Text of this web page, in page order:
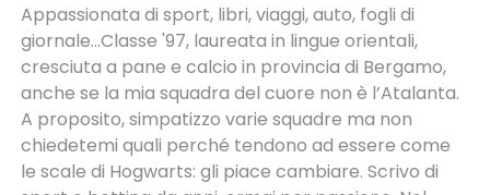
Appassionata di sport, libri, viaggi, auto, fogli di
giornale...Classe '97, laureata in lingue orientali,
cresciuta a pane e calcio in provincia di Bergamo,
anche se la mia squadra del cuore non è l’Atalanta.
A proposito, simpatizzo varie squadre ma non
chiedetemi quali perché tendono ad essere come
le scale di Hogwarts: gli piace cambiare. Scrivo di